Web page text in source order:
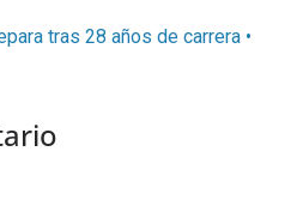
tras 28 años de carrera •